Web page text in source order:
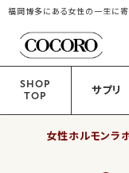
福岡博多にある女性の一生に
SHOP
TOP
サプリ
女性ホルモンラ